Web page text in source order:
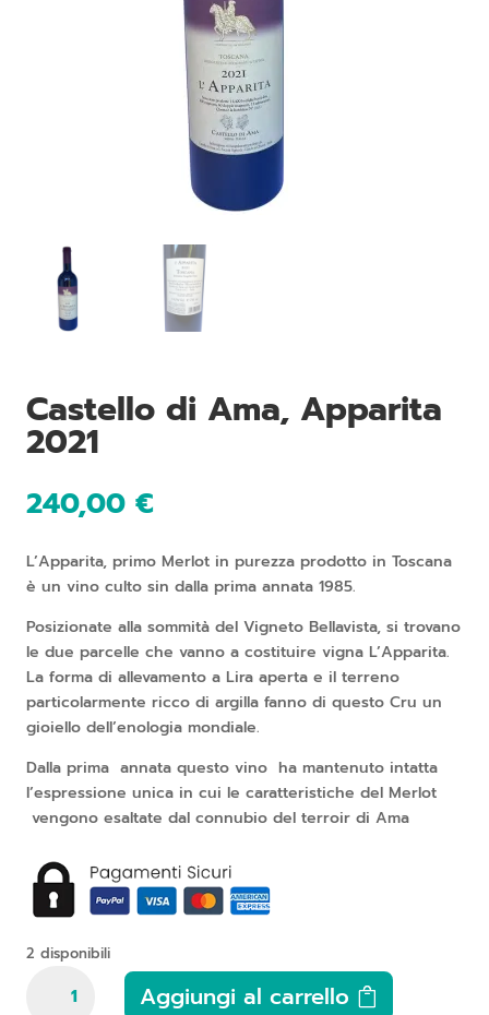
Castello di Ama, Apparita
2021
240,00 €
L’Apparita, primo Merlot in purezza prodotto in Toscana
è un vino culto sin dalla prima annata 1985.
Posizionate alla sommità del Vigneto Bellavista, si trovano
le due parcelle che vanno a costituire vigna L’Apparita.
La forma di allevamento a Lira aperta e il terreno
particolarmente ricco di argilla fanno di questo Cru un
gioiello dell’enologia mondiale.
Dalla prima annata questo vino ha mantenuto intatta
l’espressione unica in cui le caratteristiche del Merlot
vengono esaltate dal connubio del terroir di Ama
2 disponibili
Aggiungi al carrello